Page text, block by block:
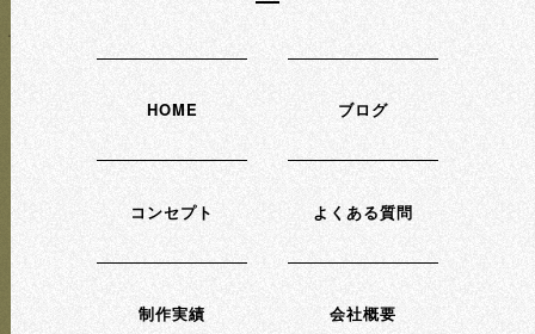
HOME
コンセプト
制作実績
ブログ
よくある質問
会社概要